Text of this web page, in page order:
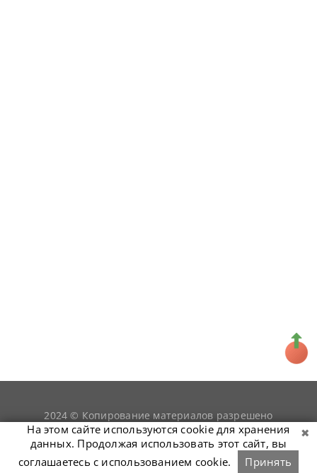
2024 © Копирование материалов разрешено
только при условии гиперссылки наsnookerist.ru
На этом сайте используются cookie для хранения
данных. Продолжая использовать этот сайт, вы
соглашаетесь с использованием cookie.
Принять